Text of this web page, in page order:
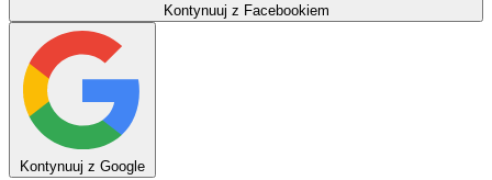
Kontynuuj z Facebookiem
Kontynuuj z Google